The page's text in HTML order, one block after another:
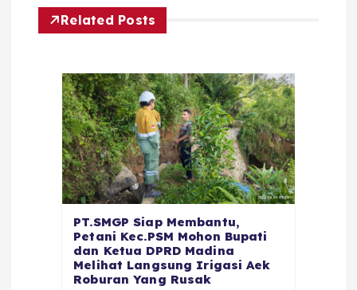
Related Posts
PT.SMGP Siap Membantu,
Petani Kec.PSM Mohon Bupati
dan Ketua DPRD Madina
Melihat Langsung Irigasi Aek
Roburan Yang Rusak